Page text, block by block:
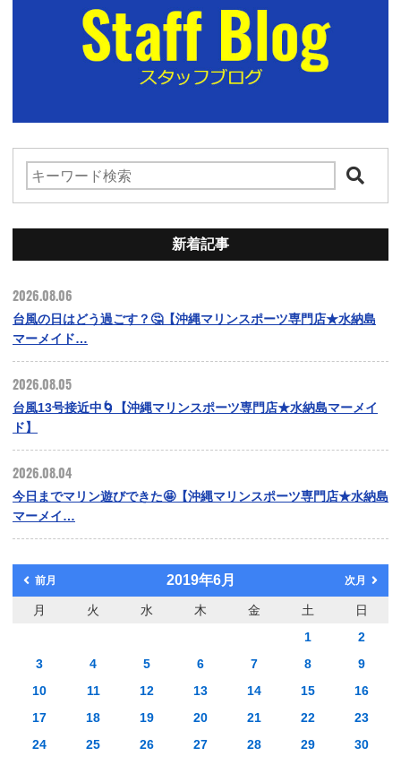
新着記事
2026.08.06
台風の日はどう過ごす？🤔【沖縄マリンスポーツ専門店★水納島
マーメイド…
2026.08.05
台風13号接近中🌀【沖縄マリンスポーツ専門店★水納島マーメイ
ド】
2026.08.04
今日までマリン遊びできた🤩【沖縄マリンスポーツ専門店★水納島
マーメイ…
前月 2019年6月 次月
月 火 水 木 金 土
日
1
2
3
4 5 6 7 8
9
10
11 12 13 14 15
16
17
18 19 20 21 22
23
24
25 26 27 28 29 30